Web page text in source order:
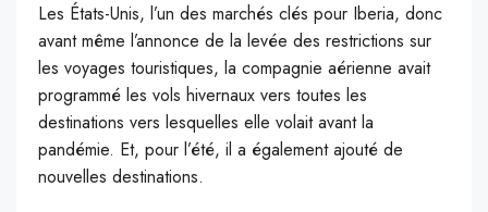
Les États-Unis, l’un des marchés clés pour Iberia, donc
avant même l’annonce de la levée des restrictions sur
les voyages touristiques, la compagnie aérienne avait
programmé les vols hivernaux vers toutes les
destinations vers lesquelles elle volait avant la
pandémie. Et, pour l’été, il a également ajouté de
nouvelles destinations.